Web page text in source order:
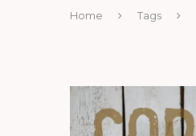
Home Tags